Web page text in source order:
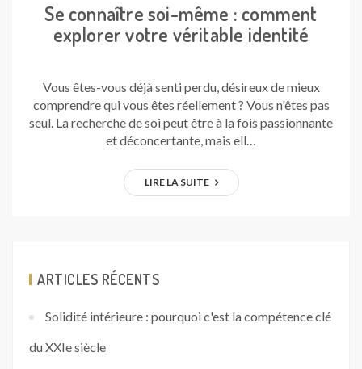
Se connaître soi-même : comment
explorer votre véritable identité
Vous êtes-vous déjà senti perdu, désireux de mieux
comprendre qui vous êtes réellement ? Vous n'êtes pas
seul. La recherche de soi peut être à la fois passionnante
et déconcertante, mais ell…
LIRE LA SUITE
ARTICLES RÉCENTS
Solidité intérieure : pourquoi c'est la compétence clé
du XXIe siècle